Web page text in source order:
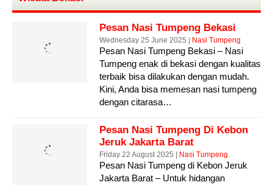
Pesan Nasi Tumpeng Bekasi
Wednesday 25 June 2025 | Nasi Tumpeng
Pesan Nasi Tumpeng Bekasi – Nasi
Tumpeng enak di bekasi dengan kualitas
terbaik bisa dilakukan dengan mudah.
Kini, Anda bisa memesan nasi tumpeng
dengan citarasa…
Pesan Nasi Tumpeng Di Kebon
Jeruk Jakarta Barat
Friday 22 August 2025 | Nasi Tumpeng
Pesan Nasi Tumpeng di Kebon Jeruk
Jakarta Barat – Untuk hidangan